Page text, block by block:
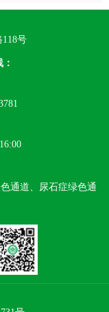
号
通道、尿石症绿色通